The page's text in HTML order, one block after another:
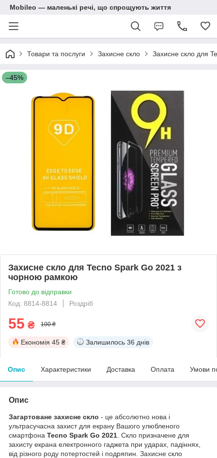
Mobileo — маленькі речі, що спрощують життя
Товари та послуги Захисне скло Захисне скло для
–45%
Захисне скло для Tecno Spark Go 2021 з
чорною рамкою
Готово до відправки
Код: 8814-8814
Роздріб
55 ₴ 100 ₴
Економія 45 ₴ Залишилось 36 днів
Опис Характеристики Доставка Оплата Умови
Опис
Загартоване захисне скло - це абсолютно нова і
ультрасучасна захист для екрану Вашого улюбленого
смартфона Tecno Spark Go 2021 . Скло призначене для
захисту екрана електронного гаджета при ударах, падіннях,
від різного роду потертостей і подряпин. Захисне скло